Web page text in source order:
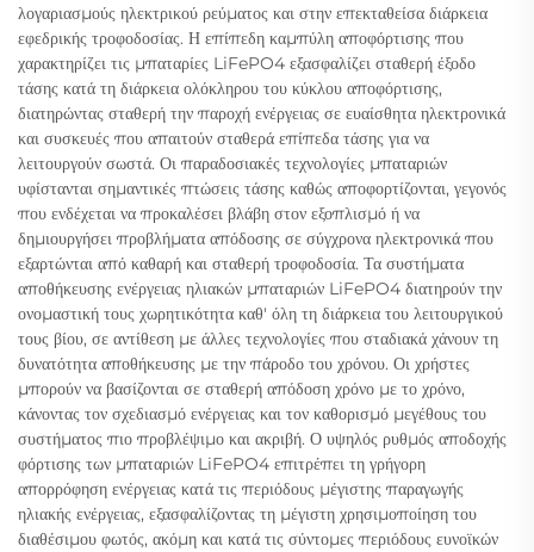
λογαριασμούς ηλεκτρικού ρεύματος και στην επεκταθείσα διάρκεια
εφεδρικής τροφοδοσίας. Η επίπεδη καμπύλη αποφόρτισης που
χαρακτηρίζει τις μπαταρίες LiFePO4 εξασφαλίζει σταθερή έξοδο
τάσης κατά τη διάρκεια ολόκληρου του κύκλου αποφόρτισης,
διατηρώντας σταθερή την παροχή ενέργειας σε ευαίσθητα ηλεκτρονικά
και συσκευές που απαιτούν σταθερά επίπεδα τάσης για να
λειτουργούν σωστά. Οι παραδοσιακές τεχνολογίες μπαταριών
υφίστανται σημαντικές πτώσεις τάσης καθώς αποφορτίζονται, γεγονός
που ενδέχεται να προκαλέσει βλάβη στον εξοπλισμό ή να
δημιουργήσει προβλήματα απόδοσης σε σύγχρονα ηλεκτρονικά που
εξαρτώνται από καθαρή και σταθερή τροφοδοσία. Τα συστήματα
αποθήκευσης ενέργειας ηλιακών μπαταριών LiFePO4 διατηρούν την
ονομαστική τους χωρητικότητα καθ' όλη τη διάρκεια του λειτουργικού
τους βίου, σε αντίθεση με άλλες τεχνολογίες που σταδιακά χάνουν τη
δυνατότητα αποθήκευσης με την πάροδο του χρόνου. Οι χρήστες
μπορούν να βασίζονται σε σταθερή απόδοση χρόνο με το χρόνο,
κάνοντας τον σχεδιασμό ενέργειας και τον καθορισμό μεγέθους του
συστήματος πιο προβλέψιμο και ακριβή. Ο υψηλός ρυθμός αποδοχής
φόρτισης των μπαταριών LiFePO4 επιτρέπει τη γρήγορη
απορρόφηση ενέργειας κατά τις περιόδους μέγιστης παραγωγής
ηλιακής ενέργειας, εξασφαλίζοντας τη μέγιστη χρησιμοποίηση του
διαθέσιμου φωτός, ακόμη και κατά τις σύντομες περιόδους ευνοϊκών